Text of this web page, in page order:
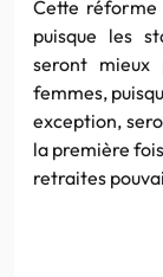
Cette réforme
puisque les
seront
femmes,
exception,
la première
retraites